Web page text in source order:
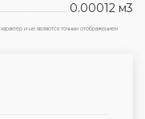
0.00012 м3
и не являются точным отображением